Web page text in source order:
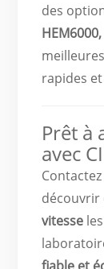
des
rapides
Prêt à
avec
vitesse